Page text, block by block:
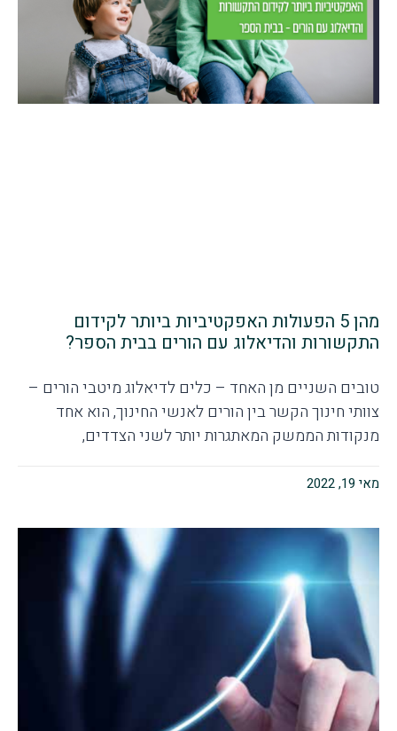
מהן 5 הפעולות האפקטיביות ביותר לקידום
התקשורות והדיאלוג עם הורים בבית הספר?
טובים השניים מן האחד – כלים לדיאלוג מיטבי הורים –
צוותי חינוך הקשר בין הורים לאנשי החינוך, הוא אחד
מנקודות הממשק המאתגרות יותר לשני הצדדים,
מאי 19, 2022